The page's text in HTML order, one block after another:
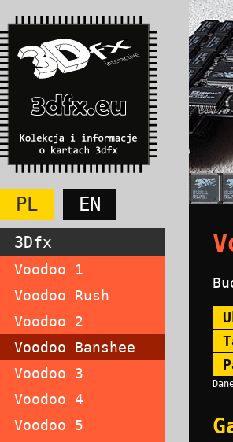
PL EN
3Dfx
Voodoo 1
Voodoo Rush
Voodoo 2
Voodoo Banshee
Voodoo 3
Voodoo 4
Voodoo 5